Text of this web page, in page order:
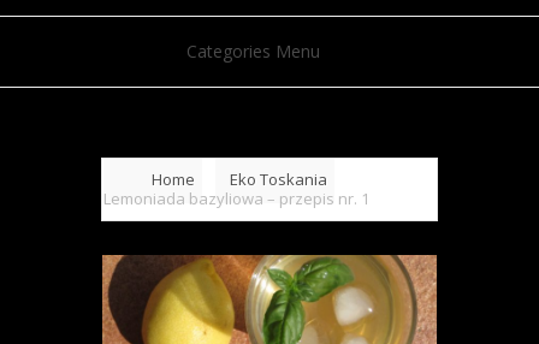
Categories Menu
Home
Eko Toskania
Lemoniada bazyliowa – przepis nr. 1